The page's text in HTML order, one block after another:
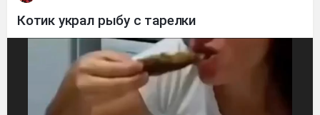
Котик украл рыбу с тарелки